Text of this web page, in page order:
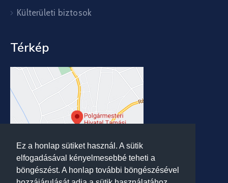
Ez a honlap sütiket használ. A sütik
elfogadásával kényelmesebbé teheti a
böngészést. A honlap további böngészésével
Külterületi biztosok
Térkép